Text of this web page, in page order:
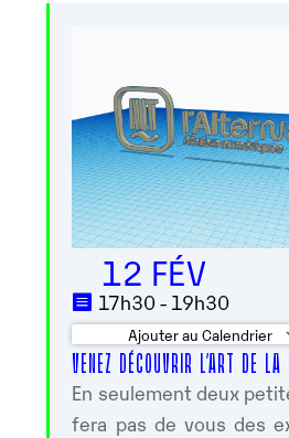
12 FÉV
17h30 - 19h30
Ajouter au Calendrier
Télécharger ICS
VENEZ DÉCOUVRIR L’ART DE
En seulement deux
fera pas de vous des